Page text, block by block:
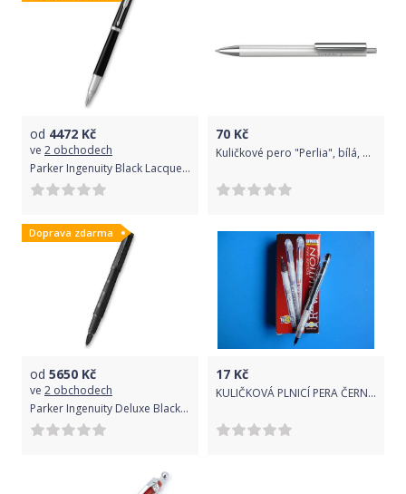
od 4472 Kč
ve 2 obchodech
Parker Ingenuity Black Lacquer CT hrot M 1502/6531467
70 Kč
Kuličkové pero "Perlia", bílá, 0,5 mm, stiskací mechanismus, modrý inkoust, SCHNEIDER
Doprava zdarma
od 5650 Kč
ve 2 obchodech
Parker Ingenuity Deluxe Black PVD hrot M 1502/6572066
17 Kč
KULIČKOVÁ PLNICÍ PERA ČERNÁ V SADĚ 12 KS